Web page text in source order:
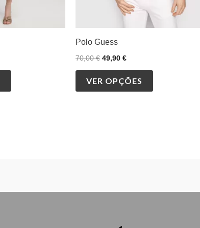
the
Polo Guess
70,00€ 49,90 €
VER OPÇÕES
the